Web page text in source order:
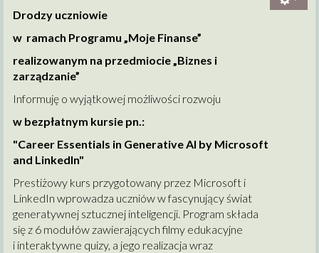
Drodzy uczniowie
w ramach Programu „Moje Finanse”
realizowanym na przedmiocie „Biznes i
zarządzanie”
Informuję o wyjątkowej możliwości rozwoju
w bezpłatnym kursie pn.:
"Career Essentials in Generative AI by Microsoft
and LinkedIn"
Prestiżowy kurs przygotowany przez Microsoft i
LinkedIn wprowadza uczniów w fascynujący świat
generatywnej sztucznej inteligencji. Program składa
się z 6 modułów zawierających filmy edukacyjne
i interaktywne quizy, a jego realizacja wraz